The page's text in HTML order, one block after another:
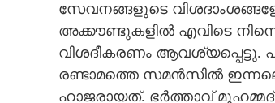
സേവനങ്ങളുടെ
അക്കൗണ്ടുകളിൽ എവിടെ
വിശദീകരണം ആവശ്യപ്പെട്ടു.
രണ്ടാമത്തെ സമൻസിൽ
ഹാജരായത്. ഭർത്താവ്